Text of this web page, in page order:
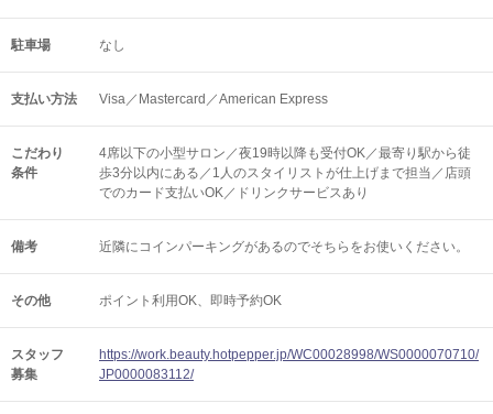
駐車場 なし
支払い方法 Visa／Mastercard／American Express
こだわり
条件
4席以下の小型サロン／夜19時以降も受付OK／最寄り駅から徒
歩3分以内にある／1人のスタイリストが仕上げまで担当／店頭
でのカード支払いOK／ドリンクサービスあり
備考 近隣にコインパーキングがあるのでそちらをお使いください。
その他 ポイント利用OK 即時予約OK
スタッフ
募集
https://work.beauty.hotpepper.jp/WC00028998/WS0000070710/
JP0000083112/